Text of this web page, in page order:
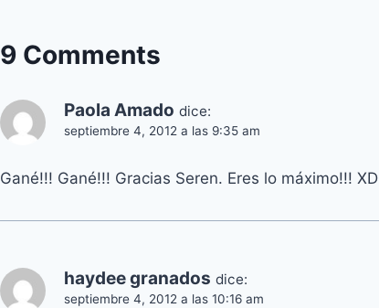
9 Comments
Paola Amado dice:
septiembre 4, 2012 a las 9:35 am
Gané!!! Gané!!! Gracias Seren. Eres lo máximo!!! XD
haydee granados dice:
septiembre 4, 2012 a las 10:16 am